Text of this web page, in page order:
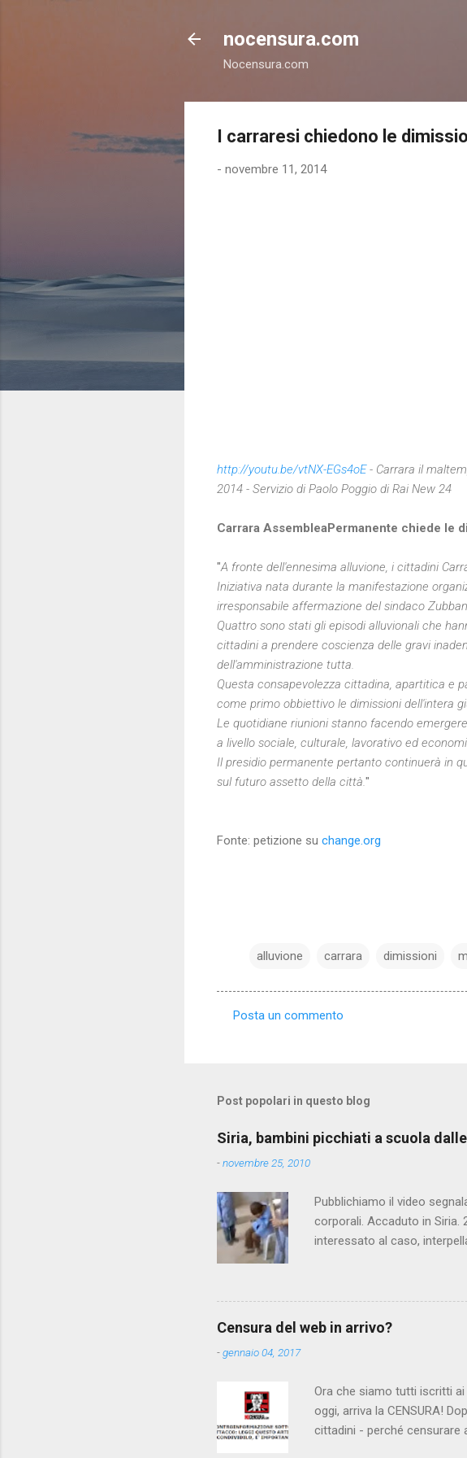
nocensura.com
Nocensura.com
I carraresi chiedono le
- novembre 11, 2014
http://youtu.be/vtNX-EGs4oE- Carrara il
2014 - Servizio di Paolo Poggio di Rai New 24
Carrara AssembleaPermanente chiede le
"A fronte dell'ennesima alluvione, i cittadini
Iniziativa nata durante la manifestazione
irresponsabile affermazione del sindaco
Quattro sono stati gli episodi alluvionali che
cittadini a prendere coscienza delle gravi
dell'amministrazione tutta.
Questa consapevolezza cittadina, apartitica e
come primo obbiettivo le dimissioni dell'intera
Le quotidiane riunioni stanno facendo
a livello sociale, culturale, lavorativo ed
Il presidio permanente pertanto continuerà in
sul futuro assetto della città. "
Fonte: petizione su change.org
alluvione carrara dimissioni
m
n
t
i
Posta un commento
Post popolari in questo blog
Siria, bambini picchiati a scuola
-novembre 25, 2010
Pubblichiamo il video
corporali. Accaduto in Siria.
interessato al caso,
state punite e allontanate
Censura del web in arrivo?
-gennaio 04, 2017
Ora che siamo tutti iscritti
oggi, arriva la CENSURA!
cittadini - perché censurare